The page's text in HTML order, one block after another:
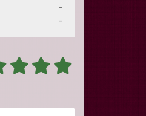
-
-